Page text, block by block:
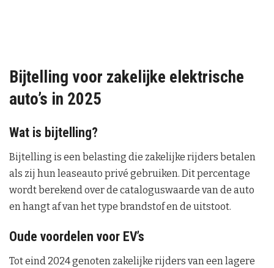
Bijtelling voor zakelijke elektrische
auto’s in 2025
Wat is bijtelling?
Bijtelling is een belasting die zakelijke rijders betalen
als zij hun leaseauto privé gebruiken. Dit percentage
wordt berekend over de cataloguswaarde van de auto
en hangt af van het type brandstof en de uitstoot.
Oude voordelen voor EV’s
Tot eind 2024 genoten zakelijke rijders van een lagere